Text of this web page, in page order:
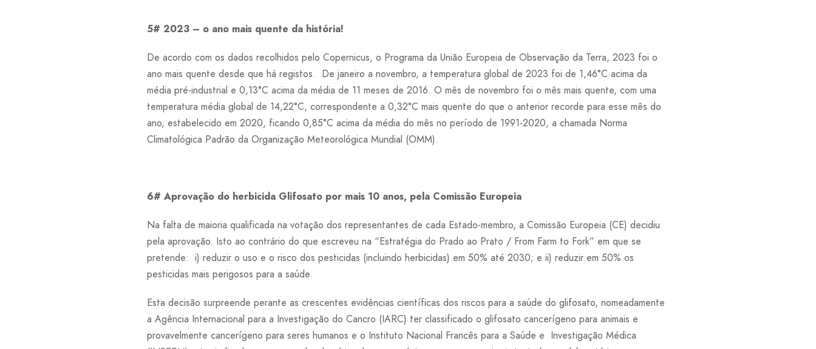
5# 2023 – o ano mais quente da história!
De acordo com os dados recolhidos pelo Copernicus, o Programa da União Europeia de Observação da Terra, 2023 foi o
ano mais quente desde que há registos. De janeiro a novembro, a temperatura global de 2023 foi de 1,46°C acima da
média pré-industrial e 0,13°C acima da média de 11 meses de 2016. O mês de novembro foi o mês mais quente, com uma
temperatura média global de 14,22°C, correspondente a 0,32°C mais quente do que o anterior recorde para esse mês do
ano, estabelecido em 2020, ficando 0,85°C acima da média do mês no período de 1991-2020, a chamada Norma
Climatológica Padrão da Organização Meteorológica Mundial (OMM).
6# Aprovação do herbicida Glifosato por mais 10 anos, pela Comissão Europeia
Na falta de maioria qualificada na votação dos representantes de cada Estado-membro, a Comissão Europeia (CE) decidiu
pela aprovação. Isto ao contrário do que escreveu na “Estratégia do Prado ao Prato / From Farm to Fork” em que se
pretende: i) reduzir o uso e o risco dos pesticidas (incluindo herbicidas) em 50% até 2030; e ii) reduzir em 50% os
pesticidas mais perigosos para a saúde.
Esta decisão surpreende perante as crescentes evidências científicas dos riscos para a saúde do glifosato, nomeadamente
a Agência Internacional para a Investigação do Cancro (IARC) ter classificado o glifosato cancerígeno para animais e
provavelmente cancerígeno para seres humanos e o Instituto Nacional Francês para a Saúde e Investigação Médica